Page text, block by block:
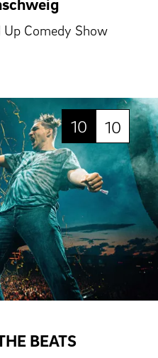
Comedy Show
10 10
BEATS